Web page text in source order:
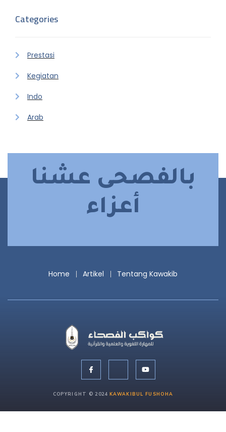
Categories
Prestasi
Kegiatan
Indo
Arab
بالفصحى عشنا
أعزاء
Home Artikel Tentang Kawakib
COPYRIGHT © 2024 KAWAKIBUL FUSHOHA